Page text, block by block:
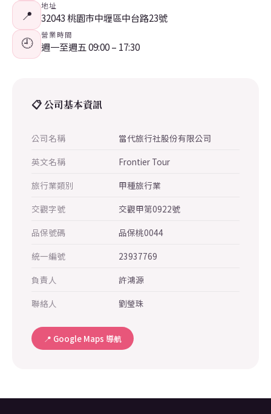
📍
地址
32043 桃園市中壢區中台路23號
🕘 營業時間
週一至週五 09:00 – 17:30
📋 公司基本資訊
公司名稱
當代旅行社股份有限公司
英文名稱
Frontier Tour
旅行業類別
甲種旅行業
交觀字號
交觀甲第0922號
品保號碼
品保桃0044
統一編號
23937769
負責人
許鴻源
聯絡人
劉瑩珠
📍 Google Maps 導航